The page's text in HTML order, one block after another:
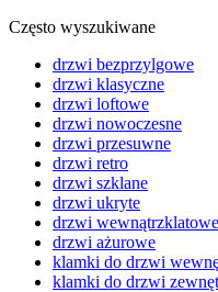
Często wyszukiwane
drzwi bezprzylgowe
drzwi klasyczne
drzwi loftowe
drzwi nowoczesne
drzwi przesuwne
drzwi retro
drzwi szklane
drzwi ukryte
drzwi wewnątrzklatowe
drzwi ażurowe
klamki do drzwi
klamki do drzwi